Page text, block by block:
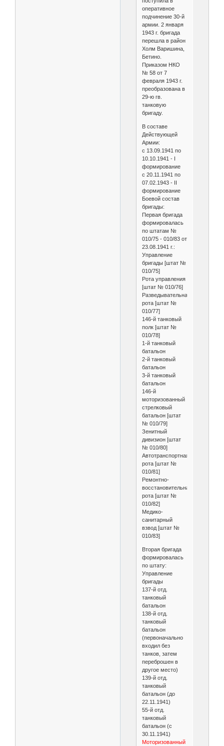
оперативное
подчинение 30-й
армии. 2 января
1943 г. бригада
перешла в район
Холм Варишина,
Бетино.
Приказом НКО
№ 58 от 7
февраля 1943 г.
преобразована в
29-ю гв.
танковую
бригаду.
В составе
Действующей
Армии:
с 13.09.1941 по
10.10.1941 - I
формирование
с 20.11.1941 по
07.02.1943 - II
формирование
Боевой состав
бригады:
Первая бригада
формировалась
по штатам №
010/75 - 010/83 от
23.08.1941 г.:
Управление
бригады [штат №
010/75]
Рота управления
[штат № 010/76]
Разведывательная
рота [штат №
010/77]
146-й танковый
полк [штат №
010/78]
1-й танковый
батальон
2-й танковый
батальон
3-й танковый
батальон
146-й
моторизованный
стрелковый
батальон [штат
№ 010/79]
Зенитный
дивизион [штат
№ 010/80]
Автотранспортная
рота [штат №
010/81]
Ремонтно-
восстановительная
рота [штат №
010/82]
Медико-
санитарный
взвод [штат №
010/83]
Вторая бригада
формировалась
по штату:
Управление
бригады
137-й отд.
танковый
батальон
138-й отд.
танковый
батальон
(первоначально
входил без
танков, затем
переброшен в
другое место)
139-й отд.
танковый
батальон (до
22.11.1941)
55-й отд.
танковый
батальон (с
30.11.1941)
Моторизованный